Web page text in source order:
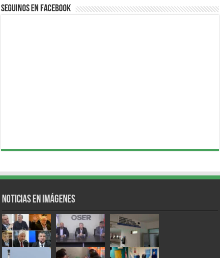
Seguinos en Facebook
Noticias en Imágenes